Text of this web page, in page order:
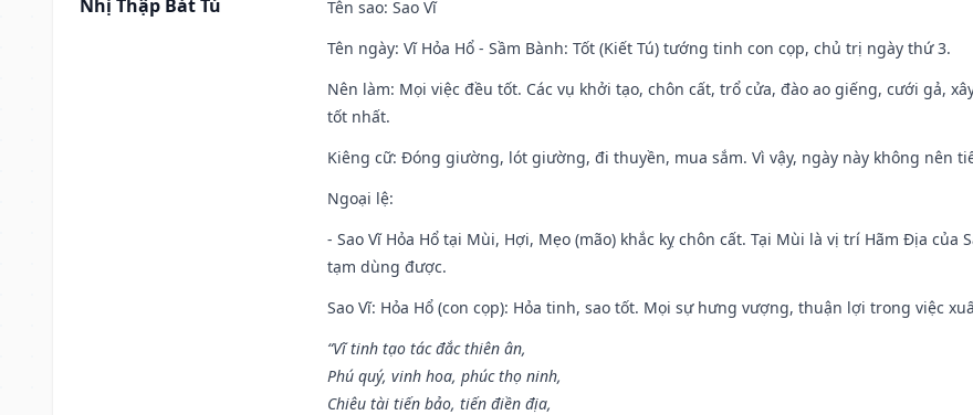
Nhị Thập Bát Tú Tên sao: Sao Vĩ
Tên ngày: Vĩ Hỏa Hổ - Sầm Bành: Tốt (Kiết Tú) tướng tinh con cọp, chủ trị ngày thứ 3.
Nên làm: Mọi việc đều tốt. Các vụ khởi tạo, chôn cất, trổ cửa, đào ao giếng, cưới gả,
tốt nhất.
Kiêng cữ: Đóng giường, lót giường, đi thuyền, mua sắm. Vì vậy, ngày này không nên
Ngoại lệ:
- Sao Vĩ Hỏa Hổ tại Mùi, Hợi, Mẹo (mão) khắc kỵ chôn cất. Tại Mùi là vị trí Hãm Địa của
tạm dùng được.
Sao Vĩ: Hỏa Hổ (con cọp): Hỏa tinh, sao tốt. Mọi sự hưng vượng, thuận lợi trong việc
“Vĩ tinh tạo tác đắc thiên ân,
Phú quý, vinh hoa, phúc thọ ninh,
Chiêu tài tiến bảo, tiến điền địa,